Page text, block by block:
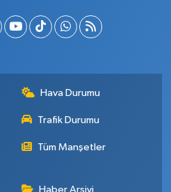
Hava Durumu
Trafik Durumu
Tüm Manşetler
Haber Arşivi